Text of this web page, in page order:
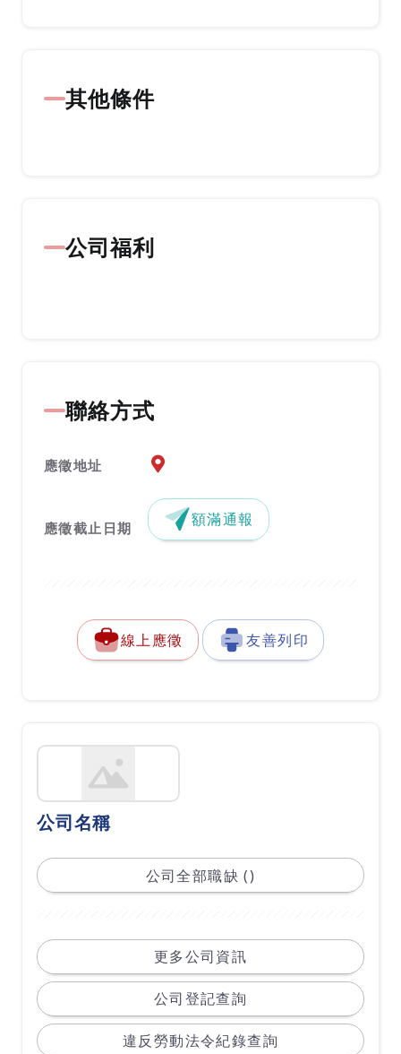
其他條件
公司福利
聯絡方式
應徵地址 應徵地址地圖『另開新視窗』
應徵截止日期 額滿通報
線上應徵 友善列印
公司名稱
公司全部職缺 ()
更多公司資訊
公司登記查詢
違反勞動法令紀錄查詢